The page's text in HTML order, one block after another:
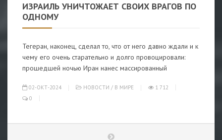
ИЗРАИЛЬ УНИЧТОЖАЕТ СВОИХ ВРАГОВ ПО
ОДНОМУ
Тегеран, наконец, сделал то, что от него давно ждали и к
чему его очень старательно и долго провоцировали:
прошедшей ночью Иран нанес массированный
02-ОКТ-2024 НОВОСТИ / В МИРЕ
1 712
0